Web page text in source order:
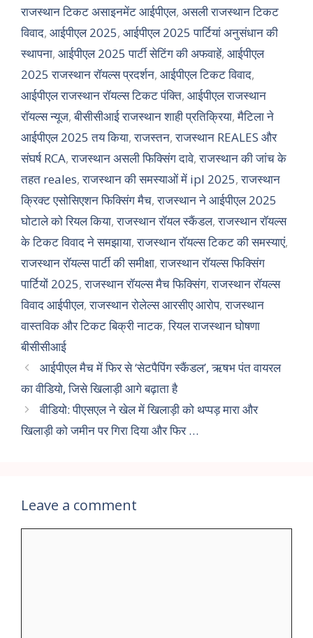
राजस्थान टिकट असाइनमेंट आईपीएल, असली राजस्थान टिकट
विवाद, आईपीएल 2025, आईपीएल 2025 पार्टियां अनुसंधान की
स्थापना, आईपीएल 2025 पार्टी सेटिंग की अफवाहें, आईपीएल
2025 राजस्थान रॉयल्स प्रदर्शन, आईपीएल टिकट विवाद,
आईपीएल राजस्थान रॉयल्स टिकट पंक्ति, आईपीएल राजस्थान
रॉयल्स न्यूज,बीसीसीआई राजस्थान शाही प्रतिक्रिया,मैटिला ने
आईपीएल 2025 तय किया,राजस्तन,राजस्थान REALES और
संघर्ष RCA,राजस्थान असली फिक्सिंग दावे,राजस्थान की जांच के
तहत reales,राजस्थान की समस्याओं में ipl 2025,राजस्थान
क्रिक्ट एसोसिएशन फिक्सिंग मैच,राजस्थान ने आईपीएल 2025
घोटाले को रियल किया,राजस्थान रॉयल स्कैंडल,राजस्थान रॉयल्स
के टिकट विवाद ने समझाया,राजस्थान रॉयल्स टिकट की समस्याएं,
राजस्थान रॉयल्स पार्टी की समीक्षा,राजस्थान रॉयल्स फिक्सिंग
पार्टियों 2025,राजस्थान रॉयल्स मैच फिक्सिंग,राजस्थान रॉयल्स
विवाद आईपीएल,राजस्थान रोलेल्स आरसीए आरोप,राजस्थान
वास्तविक और टिकट बिक्री नाटक,रियल राजस्थान घोषणा
बीसीसीआई
आईपीएल मैच में फिर से ‘सेटपैपिंग स्कैंडल’, ऋषभ पंत वायरल
का वीडियो, जिसे खिलाड़ी आगे बढ़ाता है
वीडियो: पीएसएल ने खेल में खिलाड़ी को थप्पड़ मारा और
खिलाड़ी को जमीन पर गिरा दिया और फिर …
Leave a comment